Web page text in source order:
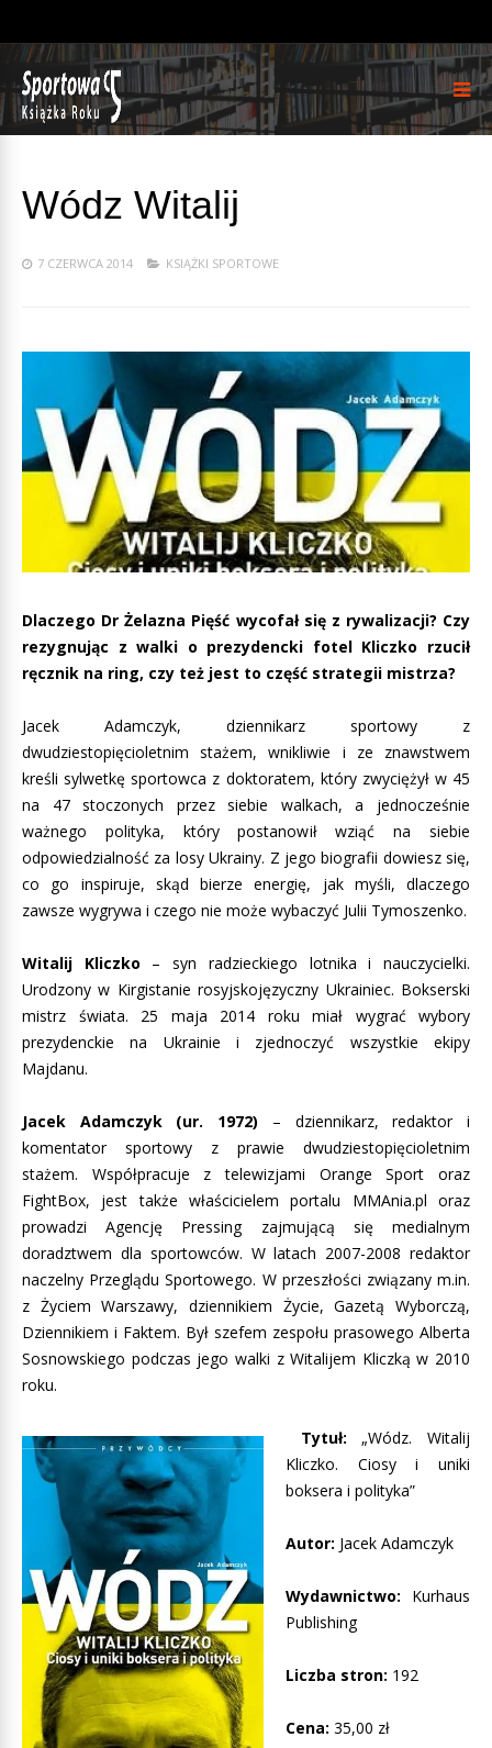
Wódz Witalij
7 CZERWCA 2014 KSIĄŻKI SPORTOWE
Dlaczego Dr Żelazna Pięść wycofał się z rywalizacji? Czy
rezygnując z walki o prezydencki fotel Kliczko rzucił
ręcznik na ring, czy też jest to część strategii mistrza?
Jacek Adamczyk, dziennikarz sportowy z
dwudziestopięcioletnim stażem, wnikliwie i ze znawstwem
kreśli sylwetkę sportowca z doktoratem, który zwyciężył w 45
na 47 stoczonych przez siebie walkach, a jednocześnie
ważnego polityka, który postanowił wziąć na siebie
odpowiedzialność za losy Ukrainy. Z jego biografii dowiesz się,
co go inspiruje, skąd bierze energię, jak myśli, dlaczego
zawsze wygrywa i czego nie może wybaczyć Julii Tymoszenko.
Witalij Kliczko – syn radzieckiego lotnika i nauczycielki.
Urodzony w Kirgistanie rosyjskojęzyczny Ukrainiec. Bokserski
mistrz świata. 25 maja 2014 roku miał wygrać wybory
prezydenckie na Ukrainie i zjednoczyć wszystkie ekipy
Majdanu.
Jacek Adamczyk (ur. 1972) – dziennikarz, redaktor i
komentator sportowy z prawie dwudziestopięcioletnim
stażem. Współpracuje z telewizjami Orange Sport oraz
FightBox, jest także właścicielem portalu MMAnia.pl oraz
prowadzi Agencję Pressing zajmującą się medialnym
doradztwem dla sportowców. W latach 2007-2008 redaktor
naczelny Przeglądu Sportowego. W przeszłości związany m.in.
z Życiem Warszawy, dziennikiem Życie, Gazetą Wyborczą,
Dziennikiem i Faktem. Był szefem zespołu prasowego Alberta
Sosnowskiego podczas jego walki z Witalijem Kliczką w 2010
roku.
Tytuł: „Wódz. Witalij
Kliczko. Ciosy i uniki
boksera i polityka”
Autor: Jacek Adamczyk
Wydawnictwo: Kurhaus
Publishing
Liczba stron: 192
Cena: 35,00 zł